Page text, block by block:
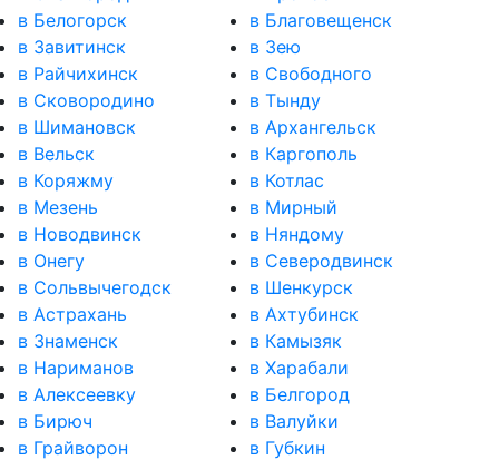
в Белогорск
в Благовещенск
в Завитинск
в Зею
в Райчихинск
в Свободного
в Сковородино
в Тынду
в Шимановск
в Архангельск
в Вельск
в Каргополь
в Коряжму
в Котлас
в Мезень
в Мирный
в Новодвинск
в Няндому
в Онегу
в Северодвинск
в Сольвычегодск
в Шенкурск
в Астрахань
в Ахтубинск
в Знаменск
в Камызяк
в Нариманов
в Харабали
в Алексеевку
в Белгород
в Бирюч
в Валуйки
в Грайворон
в Губкин